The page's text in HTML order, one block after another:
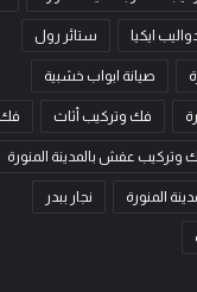
ايكيا ستائر رول
صيانة ابواب خشبية
فك وتركيب أثاث فك
وتركيب عفش بالمدينة المنورة
المنورة نجار ببدر